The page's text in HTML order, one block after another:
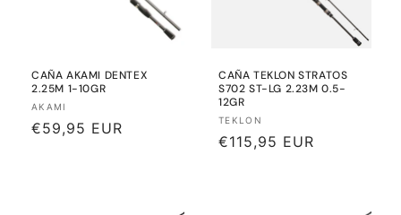
CAÑA AKAMI DENTEX
2.25M 1-10GR
Proveedor:
AKAMI
Precio
€59,95 EUR
CAÑA TEKLON STRATOS
S702 ST-LG 2.23M 0.5-
12GR
Proveedor:
TEKLON
Precio
€115,95 EUR